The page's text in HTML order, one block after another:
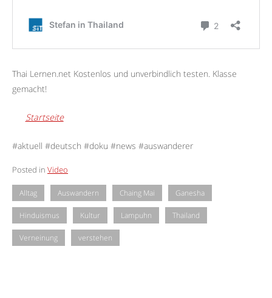
Thai Lernen.net Kostenlos und unverbindlich testen. Klasse
gemacht!
Startseite
#aktuell #deutsch #doku #news #auswanderer
Posted in Video
Alltag Auswandern Chaing Mai Ganesha
Hinduismus Kultur Lampuhn Thailand
Verneinung verstehen